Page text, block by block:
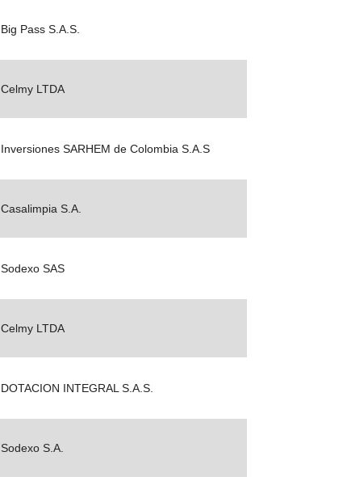
Big Pass S.A.S.
Celmy LTDA
Inversiones SARHEM de Colombia S.A.S
Casalimpia S.A.
Sodexo SAS
Celmy LTDA
DOTACION INTEGRAL S.A.S.
Sodexo S.A.